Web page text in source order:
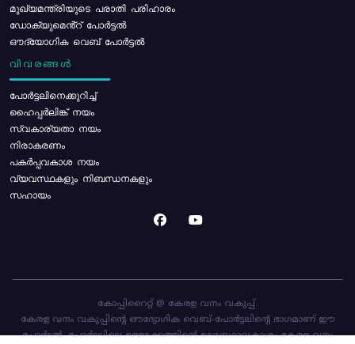
മുഖ്യമന്ത്രിയുടെ പരാതി പരിഹാരം
ഡോക്യുമെൻ്റ് പോർട്ടൽ
ഔദ്യോഗിക വെബ് പോർട്ടൽ
വിവരങ്ങൾ
പോര്‍ട്ടലിനെക്കുറിച്ച്
ഹൈപ്പർലിങ്ക് നയം
സ്വകാര്യതാ നയം
നിരാകരണം
പകർപ്പവകാശ നയം
വ്യവസ്ഥകളും നിബന്ധനകളും
സഹായം
കോപ്പിറൈറ്റ് @ കേരള വനം വകുപ്പ്.
കേരള വനം വകുപ്പിന്റെ ഔദ്യോഗിക വെബ്-പോർട്ടലിന്റെ ഭാഗമാണ് ഈ
പോർട്ടൽ. പോർട്ടലിലെ ഉള്ളടക്കത്തിന്റെ ഉടമസ്ഥാവകാശം കേരള വനം